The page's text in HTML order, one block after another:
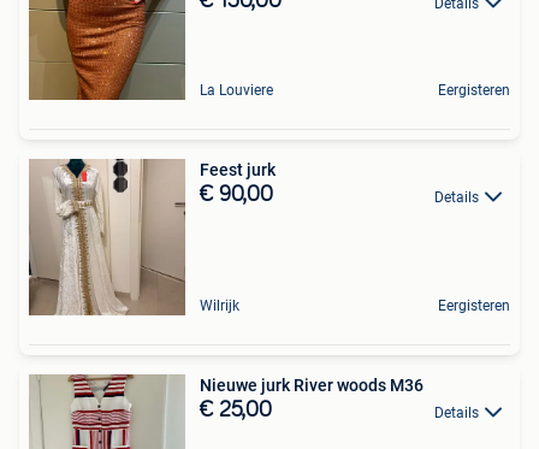
La Louviere Eergisteren
Feest jurk
€ 90,00 Details
Wilrijk Eergisteren
Nieuwe jurk River woods M36
€ 25,00 Details